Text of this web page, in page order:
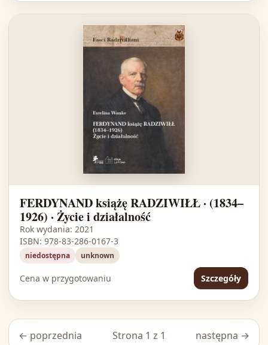
FERDYNAND książę RADZIWIŁŁ · (1834–
1926) · Życie i działalność
Rok wydania: 2021
ISBN: 978-83-286-0167-3
niedostępna unknown
Cena w przygotowaniu Szczegóły
← poprzednia Strona 1 z 1 następna →